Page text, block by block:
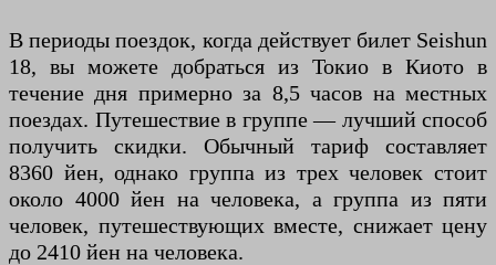
В периоды поездок, когда действует билет Seishun
18, вы можете добраться из Токио в Киото в
течение дня примерно за 8,5 часов на местных
поездах. Путешествие в группе — лучший способ
получить скидки. Обычный тариф составляет
8360 йен, однако группа из трех человек стоит
около 4000 йен на человека, а группа из пяти
человек, путешествующих вместе, снижает цену
до 2410 йен на человека.